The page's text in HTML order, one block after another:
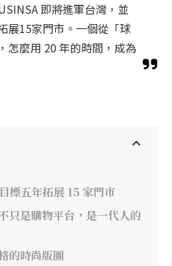
即將進軍台灣，並
展15家門市。一個從「球
怎麼用 20 年的時間，成為
標五年拓展 15 家門市
只是購物平台，是一代人的
的時尚版圖